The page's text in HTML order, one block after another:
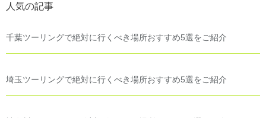
人気の記事
千葉ツーリングで絶対に行くべき場所おすすめ5選をご紹介
埼玉ツーリングで絶対に行くべき場所おすすめ5選をご紹介